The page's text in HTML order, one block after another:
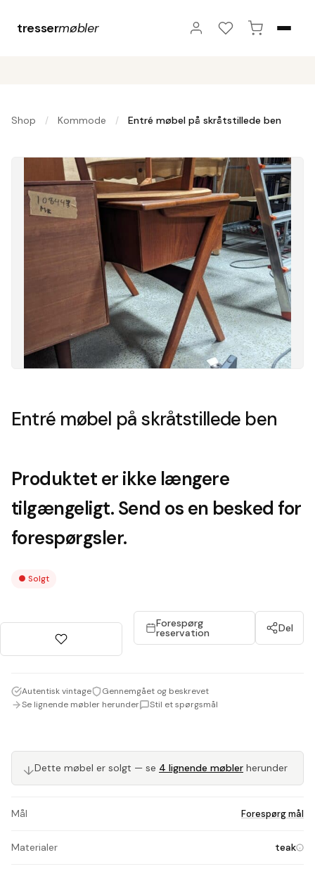
tressermøbler
Shop / Kommode / Entré møbel på skråtstillede ben
Entré møbel på skråtstillede ben
Mål Forespørg mål
Materialer teak
Produktet er ikke længere
tilgængeligt. Send os en besked for
forespørgsler.
● Solgt
Forespørg
reservation Del
Autentisk vintage
Gennemgået og beskrevet
Se lignende møbler herunder
Stil et spørgsmål
↓Dette møbel er solgt — se 4 lignende møbler herunder